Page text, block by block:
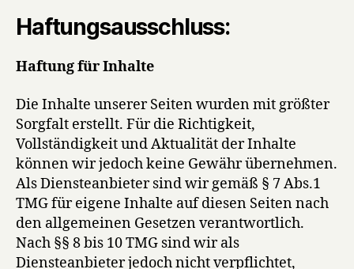
Haftungsausschluss:
Haftung für Inhalte
Die Inhalte unserer Seiten wurden mit größter
Sorgfalt erstellt. Für die Richtigkeit,
Vollständigkeit und Aktualität der Inhalte
können wir jedoch keine Gewähr übernehmen.
Als Diensteanbieter sind wir gemäß § 7 Abs.1
TMG für eigene Inhalte auf diesen Seiten nach
den allgemeinen Gesetzen verantwortlich.
Nach §§ 8 bis 10 TMG sind wir als
Diensteanbieter jedoch nicht verpflichtet,